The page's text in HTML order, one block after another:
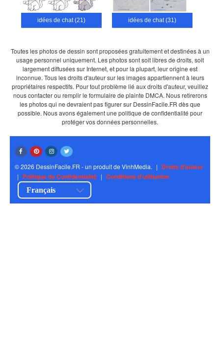
idées de chat (21) idées de chat (31)
Toutes les photos de dessin sont proposées gratuitement et destinées à un
usage personnel uniquement. Les photos sont soit libres de droits, soit
largement diffusées sur Internet, et pour la plupart, leur origine est
inconnue. Tous les droits d'auteur sur les images appartiennent à leurs
propriétaires respectifs. Pour tout problème lié aux droits d'auteur, veuillez
nous contacter ou remplir le formulaire de plainte DMCA. Nous retirerons
les photos qui ne devraient pas figurer sur DessinFacile.FR dès que
possible. Nous avons également une politique de confidentialité pour
protéger vos données personnelles.
© 2026 DessinFacile.FR - un produit de VinhMedia. | Droits d'auteur
| Politique de Confidentialité | Conditions d'utilisation
Français